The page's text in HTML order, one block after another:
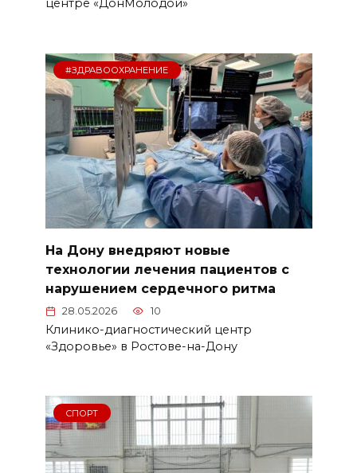
центре «ДонМолодой»
#ЗДРАВООХРАНЕНИЕ
На Дону внедряют новые
технологии лечения пациентов с
нарушением сердечного ритма
28.05.2026 10
Клинико-диагностический центр
«Здоровье» в Ростове-на-Дону
СПОРТ